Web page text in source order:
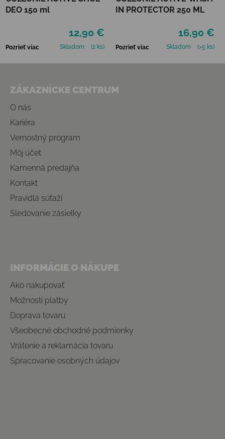
DEO 150 ml
12,90 €
Pozrieť viac Skladom (2 ks)
IN PROTECTOR 250 ML
16,90 €
Pozrieť viac Skladom (>5 ks)
ZÁKAZNÍCKE CENTRUM
O nás
Kariéra
Vernostný program
Môj účet
Kamenná predajňa
Kontakt
Pravidlá súťaží
Sledovanie zásielky
INFORMÁCIE O NÁKUPE
Ako nakupovať
Možnosti platby
Doprava tovaru
Všeobecné obchodné podmienky
Vrátenie a reklamácia tovaru
Spracovanie osobných údajov